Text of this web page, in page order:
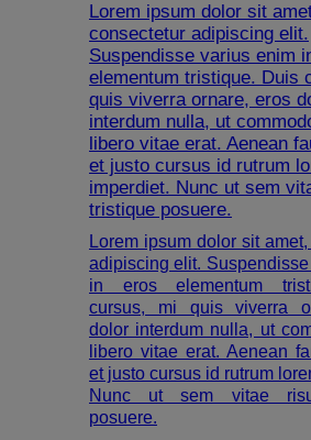
Lorem ipsum dolor sit
consectetur adipiscing elit.
Suspendisse varius enim
elementum tristique. Duis
quis viverra ornare, eros
interdum nulla, ut
libero vitae erat. Aenean
et justo cursus id rutrum
imperdiet. Nunc ut sem
tristique posuere.
Lorem ipsum dolor sit
adipiscing elit.
in eros elementum
cursus, mi quis viverra
dolor interdum nulla, ut
libero vitae erat. Aenean
et justo cursus id rutrum
Nunc ut sem vitae
posuere.